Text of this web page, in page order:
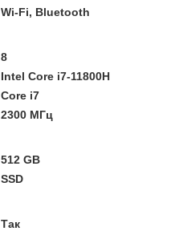
Wi-Fi, Bluetooth
8
Intel Core i7-11800H
Core i7
2300 МГц
512 GB
SSD
Так